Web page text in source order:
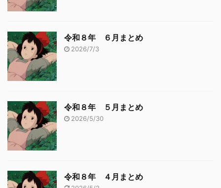
令和８年 ６月まとめ
2026/7/3
令和８年 ５月まとめ
2026/5/30
令和８年 ４月まとめ